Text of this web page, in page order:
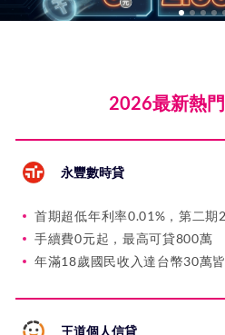
2026最新熱
永豐數時貸
首期超低年利率0.01%，第二期
手續費0元起，最高可貸800萬
年滿18歲國民收入達台幣30萬
王道個人信貸